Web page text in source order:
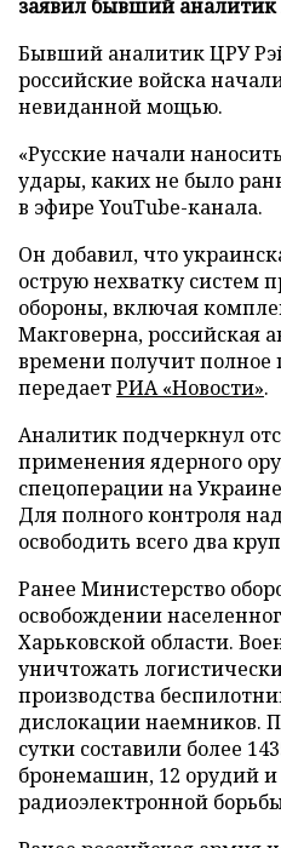
заявил бывший
Бывший аналитик ЦРУ
российские войска
невиданной мощью.
«Русские начали
удары, каких не было
в эфире YouTube-канала.
Он добавил, что
острую нехватку систем
обороны, включая
Макговерна, российская
времени получит полное
передаетРИА «Новости».
Аналитик подчеркнул
применения ядерного
спецоперации на
Для полного контроля
освободить всего два
Ранее Министерство
освобождении
Харьковской области.
уничтожать
производства
дислокации наемников.
сутки составили более
бронемашин, 12 орудий и
радиоэлектронной